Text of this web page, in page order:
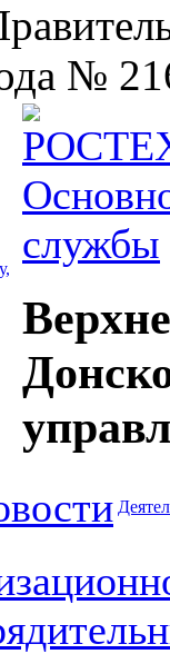
№
службы